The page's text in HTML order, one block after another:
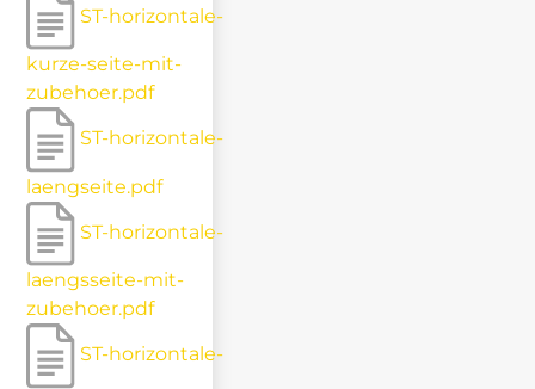
ST-horizontale-
kurze-seite-mit-
zubehoer.pdf
ST-horizontale-
laengseite.pdf
ST-horizontale-
laengsseite-mit-
zubehoer.pdf
ST-horizontale-